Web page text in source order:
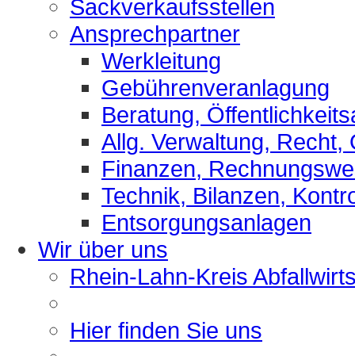
Sackverkaufsstellen
Ansprechpartner
Werkleitung
Gebührenveranlagung
Beratung,
Allg. Verwaltung, Recht,
Finanzen,
Technik, Bilanzen,
Entsorgungsanlagen
Wir über uns
Rhein-Lahn-Kreis
Hier finden Sie uns